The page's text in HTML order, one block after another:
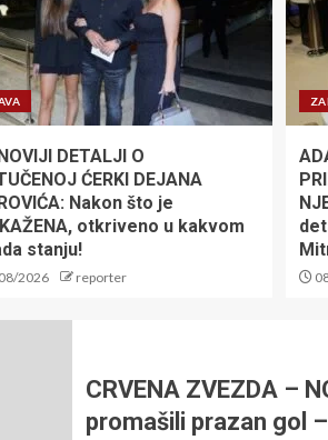
DETALJI O
ĆERKI DEJANA
Nakon što je
otkriveno u kakvom
stanju!
2026 reporter
CRVENA ZVEZDA –
promašili prazan gol